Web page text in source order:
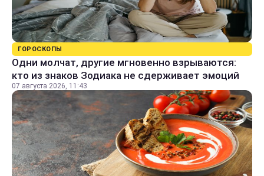
ГОРОСКОПЫ
Одни молчат, другие мгновенно взрываются:
кто из знаков Зодиака не сдерживает эмоций
07 августа 2026, 11:43